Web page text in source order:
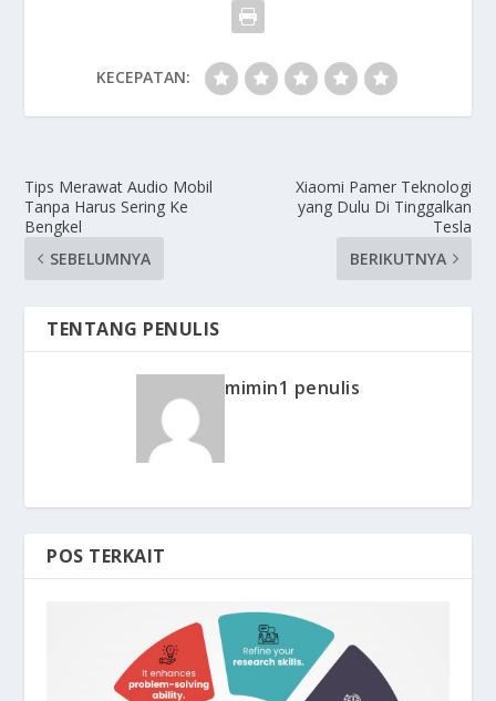
KECEPATAN:
Tips Merawat Audio Mobil
Tanpa Harus Sering Ke
Bengkel
SEBELUMNYA
Xiaomi Pamer Teknologi
yang Dulu Di Tinggalkan
Tesla
BERIKUTNYA
TENTANG PENULIS
mimin1 penulis
POS TERKAIT